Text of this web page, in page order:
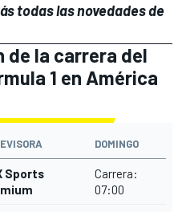
todas las novedades de
de la carrera del
1 en América
DOMINGO
Sports
Carrera:
07:00